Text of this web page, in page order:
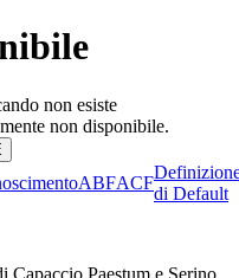
non esiste
non disponibile.
ABFACF
di Default
Paestum e Serino